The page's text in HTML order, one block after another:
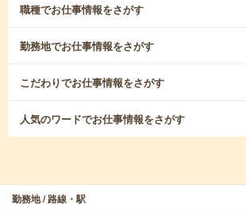
職種でお仕事情報をさがす
勤務地でお仕事情報をさがす
こだわりでお仕事情報をさがす
人気のワードでお仕事情報をさがす
勤務地 / 路線・駅